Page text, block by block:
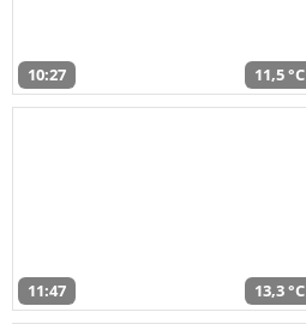
10:27 11,5 °C
11:47 13,3 °C